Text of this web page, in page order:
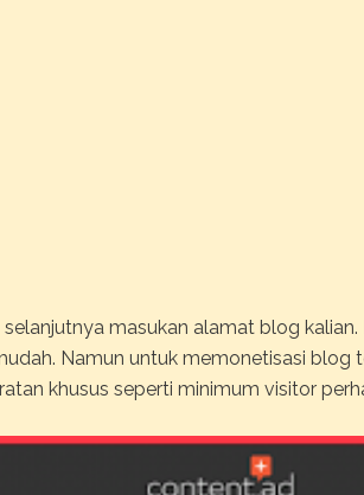
selanjutnya masukan alamat blog
Namun untuk memonetisasi blog
khusus seperti minimum visitor